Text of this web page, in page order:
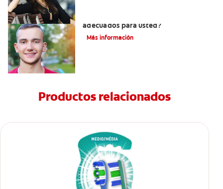
adecuados para usted?
Más información
Productos relacionados